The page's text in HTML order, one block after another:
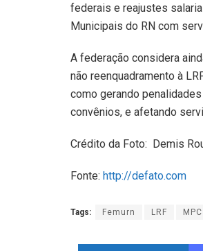
federais e reajustes
Municipais do RN com
A federação considera
não reenquadramento à
como gerando
convênios, e afetando
Crédito da Foto: Demis
Fonte: http://defato.com
Tags: Femurn LRF MPC